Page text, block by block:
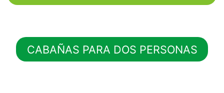
CABAÑAS PARA DOS PERSONAS